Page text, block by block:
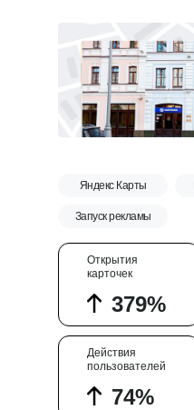
Запуск рекламы
Яндекс Карты
Открытия
карточек
379%
Действия
пользователей
74%
Пн — пт: 10:00–19:00